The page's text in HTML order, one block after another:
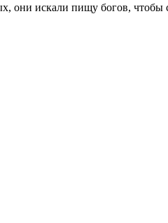
они искали пищу богов,